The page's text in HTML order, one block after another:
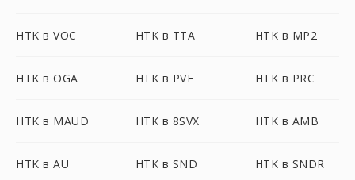
HTK в VOC HTK в TTA HTK в MP2
HTK в OGA HTK в PVF HTK в PRC
HTK в MAUD HTK в 8SVX HTK в AMB
HTK в AU HTK в SND HTK в SNDR